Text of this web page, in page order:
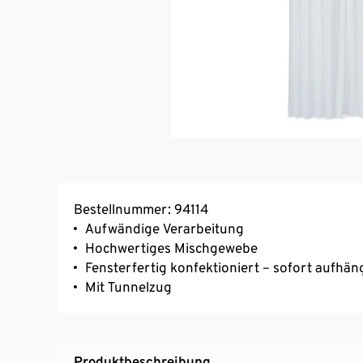
Bestellnummer: 94114
Aufwändige Verarbeitung
Hochwertiges Mischgewebe
Fensterfertig konfektioniert – sofort
Mit Tunnelzug